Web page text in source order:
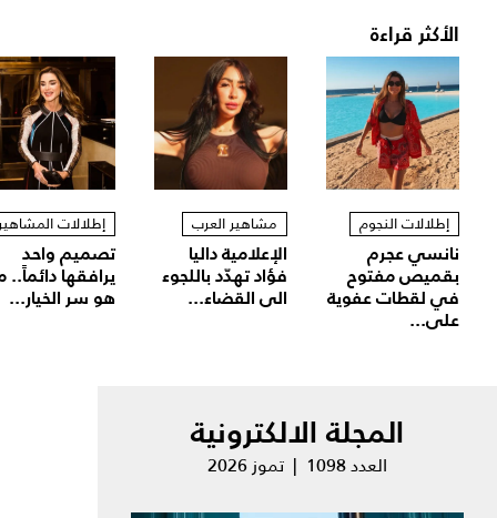
الأكثر قراءة
إطلالات النجوم
نانسي عجرم
بقميص مفتوح
في لقطات عفوية
على...
مشاهير العرب
الإعلامية داليا
فؤاد تهدّد باللجوء
الى القضاء...
إطلالات
تصميم واحد
يرافقها دائماً..
هو سر الخيار...
المجلة الالكترونية
العدد 1098 | تموز 2026